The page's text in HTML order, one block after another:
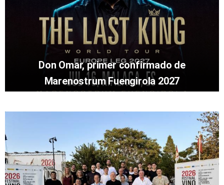
Don Omar, primer confirmado de
Marenostrum Fuengirola 2027